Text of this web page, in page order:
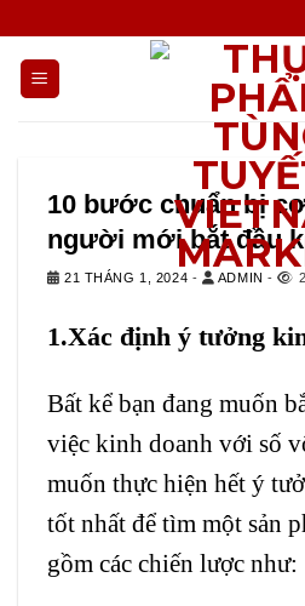
dung
10 bước chuẩn bị
người mới bắt đầu
21 THÁNG 1, 2024 - ADMIN -
1.Xác định ý tưởng
Bất kể bạn đang muốn
việc kinh doanh với số
muốn thực hiện hết ý
tốt nhất để tìm một sản
gồm các chiến lược như: